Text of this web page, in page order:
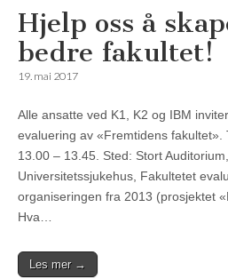
Hjelp oss å
bedre fakultet!
19. mai 2017
Alle ansatte ved K1, K2 og IBM
evaluering av «Fremtidens fakultet».
13.00 – 13.45. Sted: Stort
Universitetssjukehus, Fakultetet
organiseringen fra 2013 (prosjektet
Hva…
Les mer →